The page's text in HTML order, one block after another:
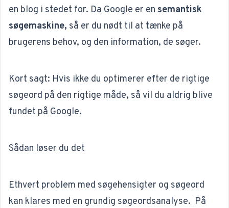
en blog i stedet for. Da Google er en semantisk
søgemaskine, så er du nødt til at tænke på
brugerens behov, og den information, de søger.
Kort sagt: Hvis ikke du optimerer efter de rigtige
søgeord på den rigtige måde, så vil du aldrig blive
fundet på Google.
Sådan løser du det
Ethvert problem med søgehensigter og søgeord
kan klares med en grundig søgeordsanalyse. På